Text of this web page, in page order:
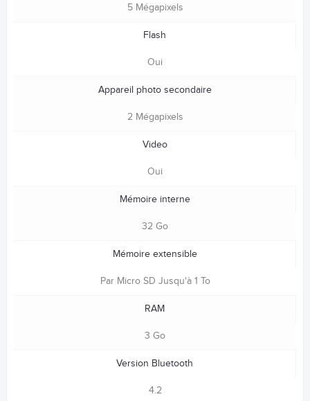
5 Mégapixels
Flash
Oui
Appareil photo secondaire
2 Mégapixels
Video
Oui
Mémoire interne
32 Go
Mémoire extensible
Par Micro SD Jusqu'à 1 To
RAM
3 Go
Version Bluetooth
4.2